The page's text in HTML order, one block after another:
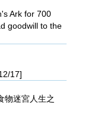
Ark for 700
goodwill to the
17]
物迷宮人生之